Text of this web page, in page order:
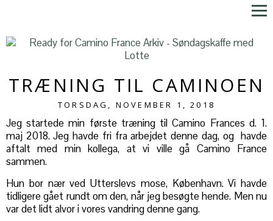
TRÆNING TIL CAMINOEN
TORSDAG, NOVEMBER 1, 2018
Jeg startede min første træning til Camino Frances d. 1.
maj 2018. Jeg havde fri fra arbejdet denne dag, og havde
aftalt med min kollega, at vi ville gå Camino France
sammen.
Hun bor nær ved Utterslevs mose, København. Vi havde
tidligere gået rundt om den, når jeg besøgte hende. Men nu
var det lidt alvor i vores vandring denne gang.